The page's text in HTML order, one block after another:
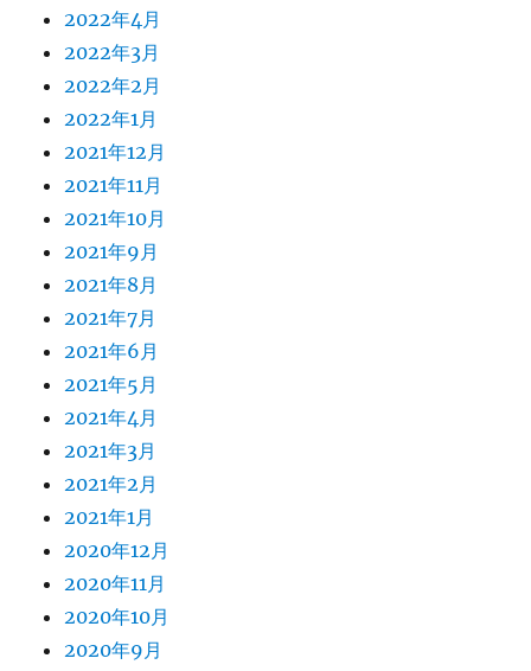
2022年4月
2022年3月
2022年2月
2022年1月
2021年12月
2021年11月
2021年10月
2021年9月
2021年8月
2021年7月
2021年6月
2021年5月
2021年4月
2021年3月
2021年2月
2021年1月
2020年12月
2020年11月
2020年10月
2020年9月